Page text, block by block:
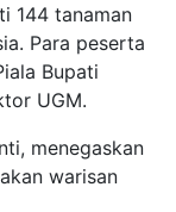
144 tanaman
Para peserta
Bupati
UGM.
menegaskan
warisan